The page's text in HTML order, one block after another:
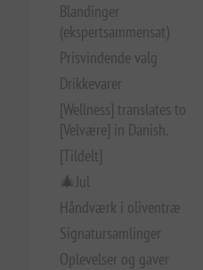
Blandinger
(ekspertsammensat)
Prisvindende valg
Drikkevarer
[Wellness] translates to
[Velvære] in Danish.
[Tildelt]
🎄Jul
Håndværk i oliventræ
Signatursamlinger
Oplevelser og gaver